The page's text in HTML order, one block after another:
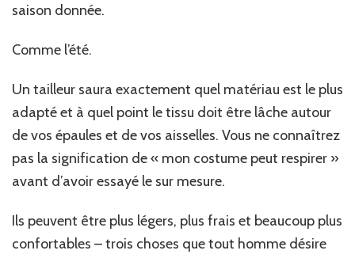
saison donnée.
Comme l’été.
Un tailleur saura exactement quel matériau est le plus
adapté et à quel point le tissu doit être lâche autour
de vos épaules et de vos aisselles. Vous ne connaîtrez
pas la signification de « mon costume peut respirer »
avant d’avoir essayé le sur mesure.
Ils peuvent être plus légers, plus frais et beaucoup plus
confortables – trois choses que tout homme désire